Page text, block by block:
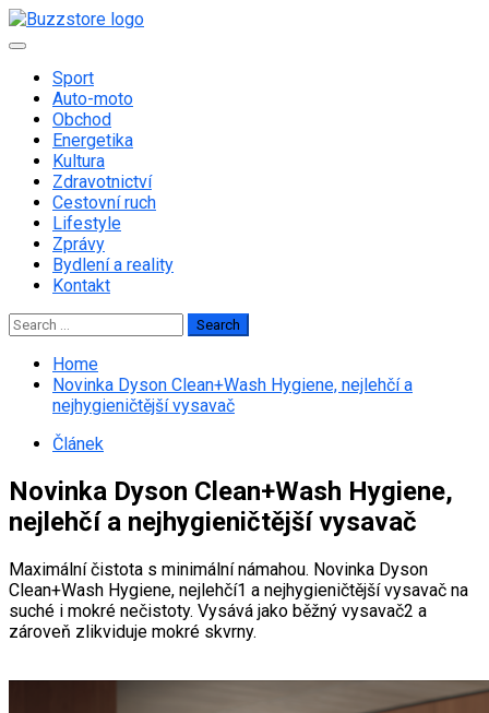
Skip
to
Primary
Sport
Auto-moto
Obchod
Energetika
Kultura
Zdravotnictví
Cestovní ruch
Lifestyle
Zprávy
Bydlení a reality
Kontakt
Search
for:
Home
Novinka Dyson Clean+Wash Hygiene, nejlehčí a
nejhygieničtější vysavač
Článek
Novinka Dyson Clean+Wash Hygiene,
nejlehčí a nejhygieničtější vysavač
Maximální čistota s minimální námahou. Novinka Dyson
Clean+Wash Hygiene, nejlehčí1 a nejhygieničtější vysavač na
suché i mokré nečistoty. Vysává jako běžný vysavač2 a
zároveň zlikviduje mokré skvrny.